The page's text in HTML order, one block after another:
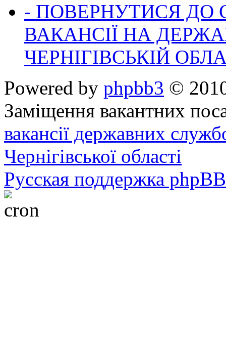
- ПОВЕРНУТИСЯ ДО
ВАКАНСІЇ НА
ЧЕРНІГІВСЬКІЙ
Powered by phpbb3 ©
Заміщення вакантних
вакансії державних
Чернігівської області
Русская поддержка phpBB